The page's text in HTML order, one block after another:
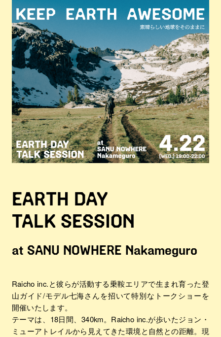
EARTH DAY
TALK SESSION
at SANU NOWHERE Nakameguro
Raicho inc.と彼らが活動する乗鞍エリアで生まれ育った登
山ガイド/モデル七海さんを招いて特別なトークショーを
開催いたします。
テーマは、18日間、340km。Raicho inc.が歩いたジョン・
ミューアトレイルから見えてきた環境と自然との距離。現